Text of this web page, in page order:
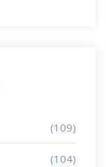
(109)
(104)